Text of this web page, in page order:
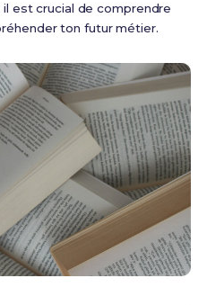
est crucial de comprendre
ton futur métier.